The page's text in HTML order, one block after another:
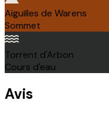
Aiguilles de Warens
Sommet
Torrent d'Arbon
Cours d'eau
Avis